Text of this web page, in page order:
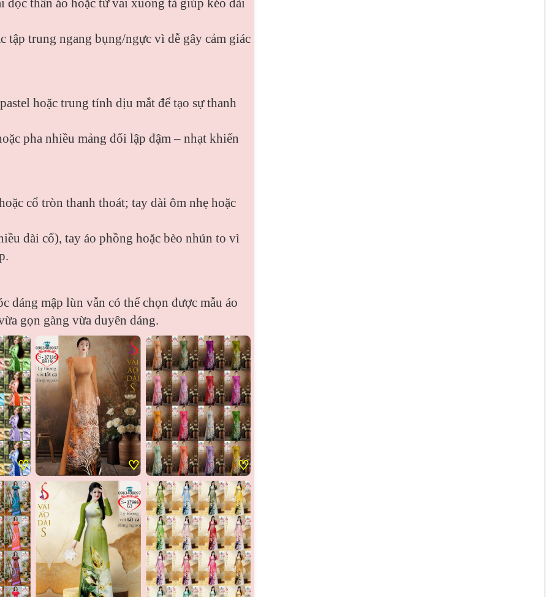
dọc thân áo hoặc từ vai xuống tà giúp kéo dài
tập trung ngang bụng/ngực vì dễ gây cảm giác
hoặc trung tính dịu mắt để tạo sự thanh
pha nhiều mảng đối lập đậm – nhạt khiến
cổ tròn thanh thoát; tay dài ôm nhẹ hoặc
dài cổ), tay áo phồng hoặc bèo nhún to vì
dáng mập lùn vẫn có thể chọn được mẫu áo
gọn gàng vừa duyên dáng.
♡ ♡ ♡